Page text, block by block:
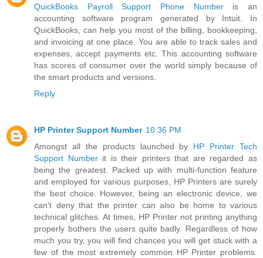
QuickBooks Payroll Support Phone Numberis an
accounting software program generated by Intuit. In
QuickBooks, can help you most of the billing, bookkeeping,
and invoicing at one place. You are able to track sales and
expenses, accept payments etc. This accounting software
has scores of consumer over the world simply because of
the smart products and versions.
Reply
HP Printer Support Number 10:36 PM
Amongst all the products launched by HP Printer Tech
Support Numberit is their printers that are regarded as
being the greatest. Packed up with multi-function feature
and employed for various purposes, HP Printers are surely
the best choice. However, being an electronic device, we
can't deny that the printer can also be home to various
technical glitches. At times, HP Printer not printing anything
properly bothers the users quite badly. Regardless of how
much you try, you will find chances you will get stuck with a
few of the most extremely common HP Printer problems.